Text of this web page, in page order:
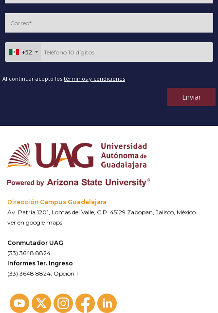
+52
Al continuar acepto los términos y condiciones
Enviar
Dirección Campus Guadalajara
Av. Patria 1201, Lomas del Valle, C.P. 45129 Zapopan, Jalisco, México.
ver en google maps
Conmutador UAG
(33) 3648 8824
Informes 1er. Ingreso
(33) 3648 8824, Opción 1